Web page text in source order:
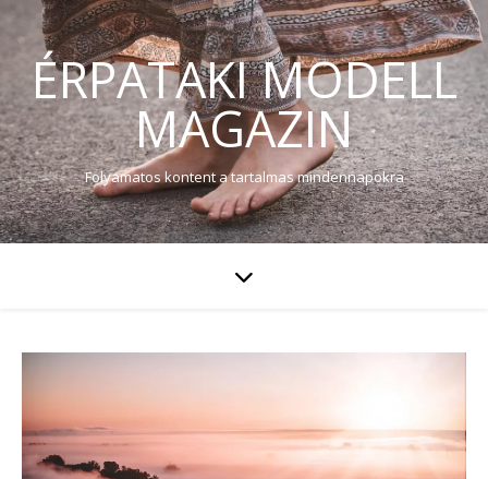
ÉRPATAKI MODELL
MAGAZIN
Folyamatos kontent a tartalmas mindennapokra